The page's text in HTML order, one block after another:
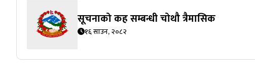
सूचनाको कह सम्बन्धी चोथौ त्रैमासिक
१६ साउन, २०८२